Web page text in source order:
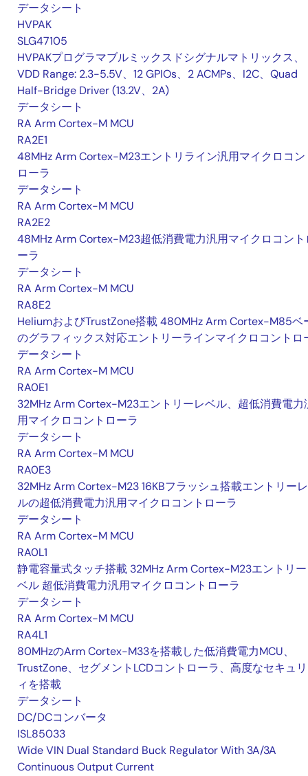
データシート
HVPAK
SLG47105
HVPAKプログラマブルミックスドシグナルマトリックス、
VDD Range: 2.3-5.5V、12 GPIOs、2 ACMPs、I2C、Quad
Half-Bridge Driver (13.2V、2A)
データシート
RA Arm Cortex-M MCU
RA2E1
48MHz Arm Cortex-M23エントリライン汎用マイクロコン
ローラ
データシート
RA Arm Cortex-M MCU
RA2E2
48MHz Arm Cortex-M23超低消費電力汎用マイクロコント
ーラ
データシート
RA Arm Cortex-M MCU
RA8E2
HeliumおよびTrustZone搭載 480MHz Arm Cortex-M85ベ
のグラフィックス対応エントリーラインマイクロコントロ
データシート
RA Arm Cortex-M MCU
RA0E1
32MHz Arm Cortex-M23エントリーレベル、超低消費電力
用マイクロコントローラ
データシート
RA Arm Cortex-M MCU
RA0E3
32MHz Arm Cortex-M23 16KBフラッシュ搭載エントリー
ルの超低消費電力汎用マイクロコントローラ
データシート
RA Arm Cortex-M MCU
RA0L1
静電容量式タッチ搭載 32MHz Arm Cortex-M23エントリ
ベル 超低消費電力汎用マイクロコントローラ
データシート
RA Arm Cortex-M MCU
RA4L1
80MHzのArm Cortex-M33を搭載した低消費電力MCU、
TrustZone、セグメントLCDコントローラ、高度なセキュ
ィを搭載
データシート
DC/DCコンバータ
ISL85033
Wide VIN Dual Standard Buck Regulator With 3A/3A
Continuous Output Current